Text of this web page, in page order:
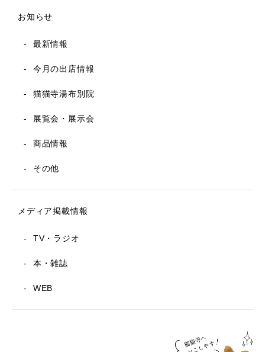
お知らせ
最新情報
今月の出店情報
猫猫寺湯布別院
展覧会・展示会
商品情報
その他
メディア掲載情報
TV・ラジオ
本・雑誌
WEB